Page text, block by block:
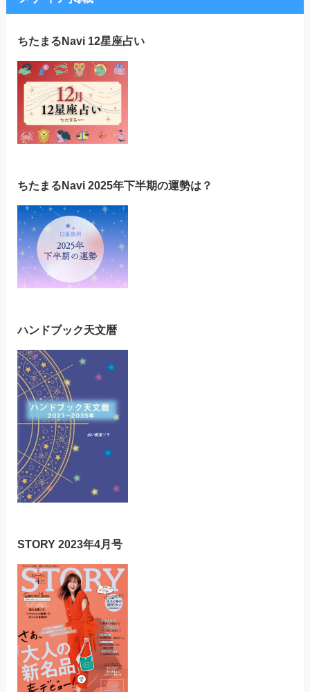
ちたまるNavi 12星座占い
ちたまるNavi 2025年下半期の運勢は？
ハンドブック天文暦
STORY 2023年4月号